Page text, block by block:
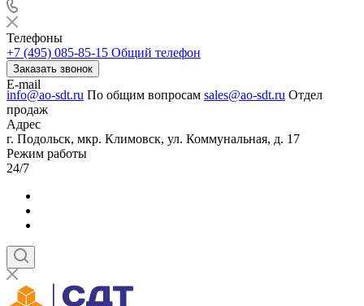
Телефоны
+7 (495) 085-85-15 Общий телефон
Заказать звонок
E-mail
info@ao-sdt.ru По общим вопросам sales@ao-sdt.ru Отдел
продаж
Адрес
г. Подольск, мкр. Климовск, ул. Коммунальная, д. 17
Режим работы
24/7